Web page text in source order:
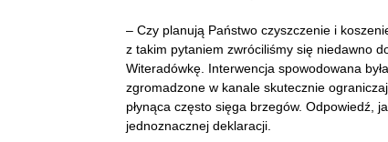
– Czy planują Państwo czyszczenie i
z takim pytaniem zwróciliśmy się niedawno
Witeradówkę. Interwencja spowodowana
zgromadzone w kanale skutecznie
płynąca często sięga brzegów. Odpowiedź,
jednoznacznej deklaracji.